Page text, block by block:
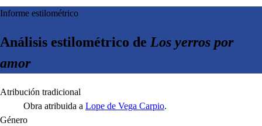
Informe estilométrico
Análisis estilométrico de Los yerros por
amor
Atribución tradicional
Obra atribuida a Lope de Vega Carpio.
Género